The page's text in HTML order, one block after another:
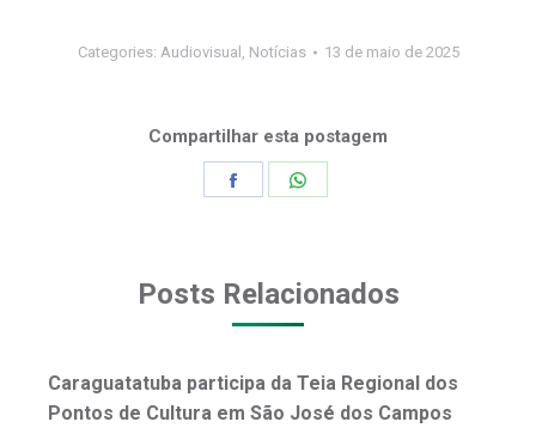
Categories: Audiovisual , Notícias 13 de maio de 2025
Compartilhar esta postagem
Posts Relacionados
Caraguatatuba participa da Teia Regional dos
Pontos de Cultura em São José dos Campos